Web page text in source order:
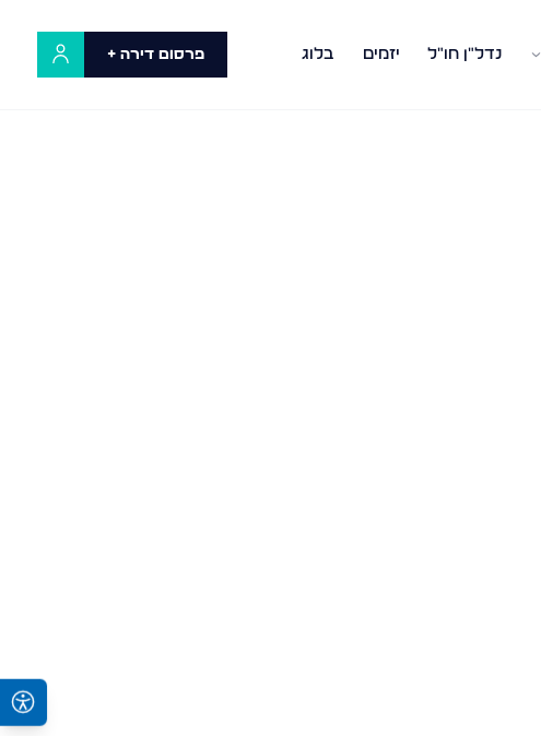
נדל"ן חו"ל יזמים בלוג פרסום דירה +